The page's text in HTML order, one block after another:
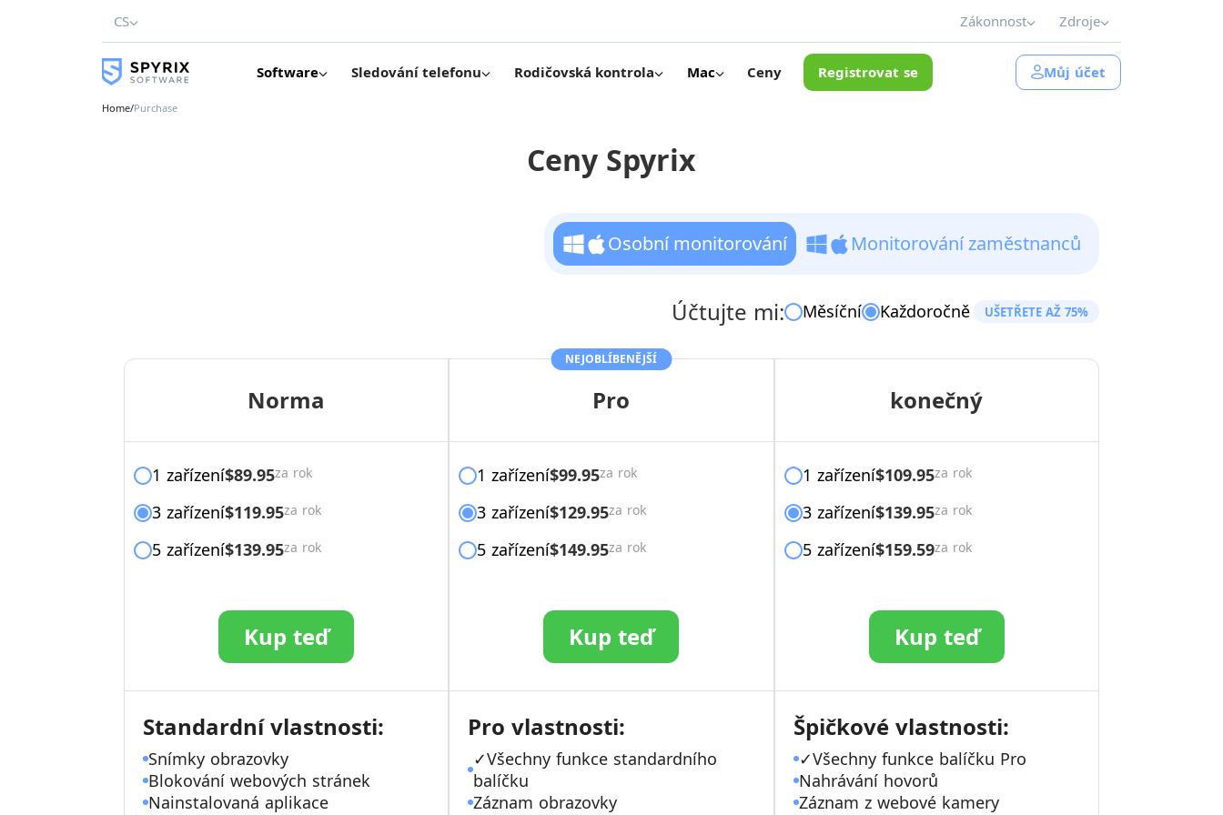
CS Zákonnost Zdroje
Software Sledování telefonu Rodičovská kontrola Mac Ceny Registrovat se Můj účet
Home/Purchase
Ceny Spyrix
Osobní monitorování Monitorování zaměstnanců
Účtujte mi: Měsíční Každoročně UŠETŘETE AŽ 75%
Norma
1 zařízení$89.95za rok
3 zařízení$119.95za rok
5 zařízení$139.95za rok
Kup teď
Standardní vlastnosti:
Snímky obrazovky
Blokování webových stránek
Nainstalovaná aplikace
Pro
NEJOBLÍBENĚJŠÍ
1 zařízení$99.95za rok
3 zařízení$129.95za rok
5 zařízení$149.95za rok
Kup teď
Pro vlastnosti:
✓Všechny funkce standardního
balíčku
Záznam obrazovky
konečný
1 zařízení$109.95za rok
3 zařízení$139.95za rok
5 zařízení$159.59za rok
Kup teď
Špičkové vlastnosti:
✓Všechny funkce balíčku Pro
Nahrávání hovorů
Záznam z webové kamery